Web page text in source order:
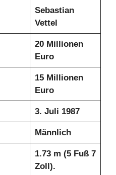
Sebastian
Vettel
20 Millionen
Euro
15 Millionen
Euro
3. Juli 1987
Männlich
1.73 m (5 Fuß 7
Zoll).